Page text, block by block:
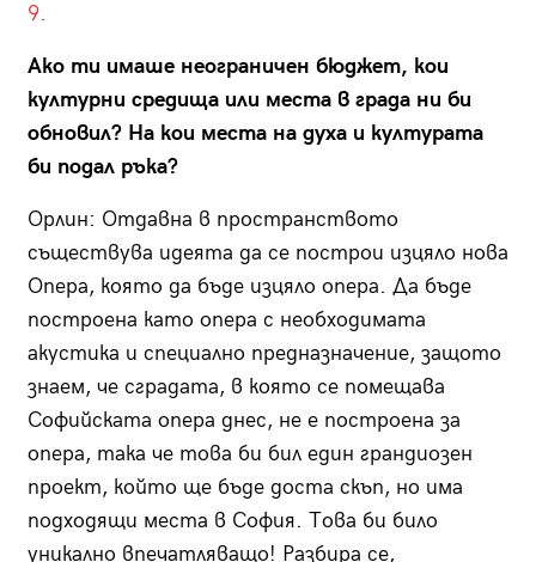
9.
Ако ти имаше неограничен бюджет, кои
културни средища или места в града ни би
обновил? На кои места на духа и културата
би подал ръка?
Орлин: Отдавна в пространството
съществува идеята да се построи изцяло нова
Опера, която да бъде изцяло опера. Да бъде
построена като опера с необходимата
акустика и специално предназначение, защото
знаем, че сградата, в която се помещава
Софийската опера днес, не е построена за
опера, така че това би бил един грандиозен
проект, който ще бъде доста скъп, но има
подходящи места в София. Това би било
уникално впечатляващо! Разбира се,